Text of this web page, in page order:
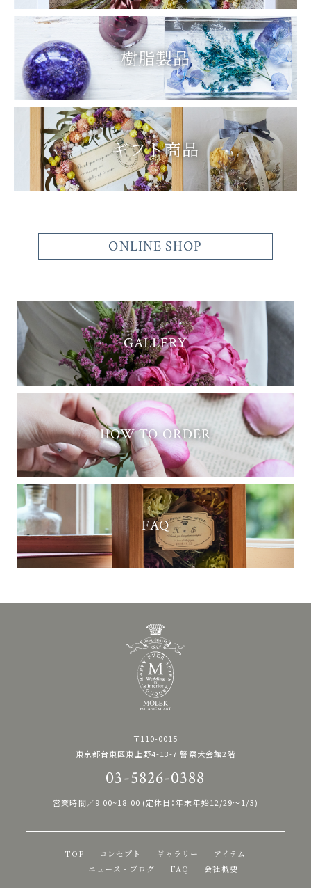
樹脂製品
ギフト商品
ONLINE SHOP
GALLERY
HOW TO ORDER
FAQ
TOP コンセプト ギャラリー
アイテム
ニュース・ブログ
FAQ 会社概要
〒110-0015
東京都台東区東上野4-13-7 警察犬会館2階
03-5826-0388
営業時間／9:00~18:00 (定休日：年末年始12/29〜1/3)